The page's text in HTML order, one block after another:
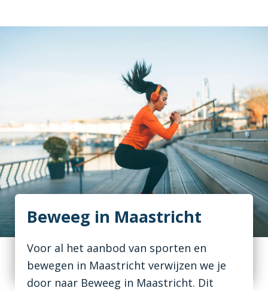
Beweeg in Maastricht
Voor al het aanbod van sporten en
bewegen in Maastricht verwijzen we je
door naar Beweeg in Maastricht. Dit